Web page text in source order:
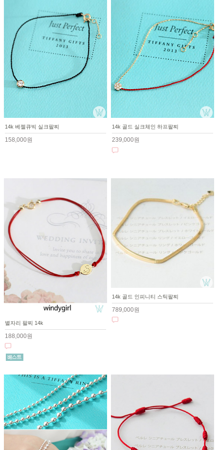
14k 베젤큐빅 실크팔찌
158,000원
14k 골드 실크체인 하프팔찌
239,000원
별자리 팔찌 14k
188,000원
14k 골드 인피니티 스틱팔찌
789,000원